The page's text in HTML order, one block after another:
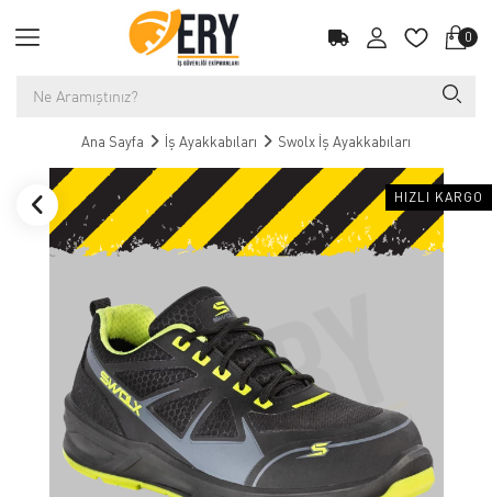
0
Ana Sayfa İş Ayakkabıları Swolx İş Ayakkabıları
HIZLI KARGO